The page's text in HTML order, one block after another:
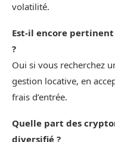
volatilité.
Est-il encore pertinent
?
Oui si vous recherchez
gestion locative, en
frais d’entrée.
Quelle part des
diversifié ?